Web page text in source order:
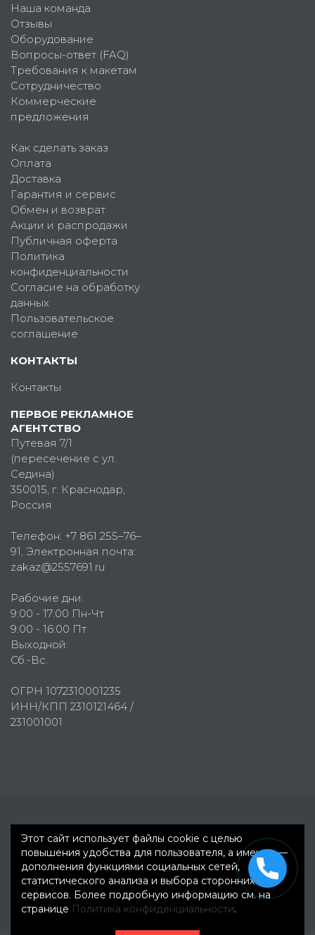
Наша команда
Отзывы
Оборудование
Вопросы-ответ (FAQ)
Требования к макетам
Сотрудничество
Коммерческие
предложения
Как сделать заказ
Оплата
Доставка
Гарантия и сервис
Обмен и возврат
Акции и распродажи
Публичная оферта
Политика
конфиденциальности
Согласие на обработку
данных
Пользовательское
соглашение
КОНТАКТЫ
Контакты
ПЕРВОЕ РЕКЛАМНОЕ
АГЕНТСТВО
Путевая 7/1
(пересечение с ул.
Седина)
350015 , г. Краснодар,
Россия
Телефон: +7 861 255–76–
91 , Электронная почта:
zakaz@2557691.ru
Рабочие дни:
9:00 - 17:00 Пн-Чт
9:00 - 16:00 Пт
Выходной:
Сб.-Вс.
ОГРН 1072310001235
ИНН/КПП 2310121464 /
231001001
Этот сайт использует файлы cookie с целью
повышения удобства для пользователя, а именно —
дополнения функциями социальных сетей,
статистического анализа и выбора сторонних
сервисов. Более подробную информацию см. на
странице Политика конфиденциальности.